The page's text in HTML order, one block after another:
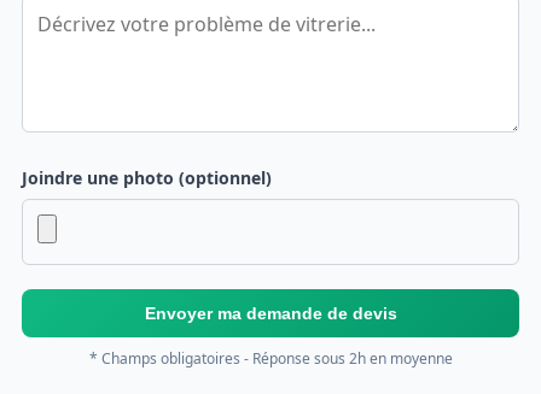
Joindre une photo (optionnel)
Envoyer ma demande de devis
* Champs obligatoires - Réponse sous 2h en moyenne